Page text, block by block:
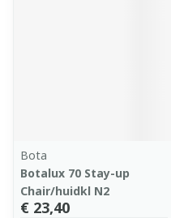
Bota
Botalux 70 Stay-up
Chair/huidkl N2
€ 23,40